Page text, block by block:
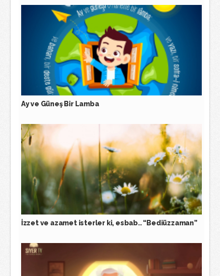
Ay ve Güneş Bir Lamba
İzzet ve azamet isterler ki, esbab.. “Bediüzzaman”